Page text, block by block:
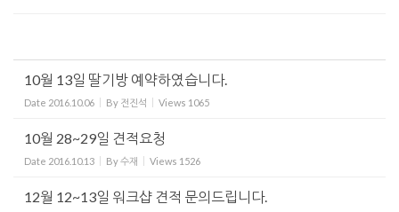
10월 13일 딸기방 예약하였습니다.
Date 2016.10.06 By 전진석 Views 1065
10월 28~29일 견적요청
Date 2016.10.13 By수재 Views 1526
12월 12~13일 워크샵 견적 문의드립니다.